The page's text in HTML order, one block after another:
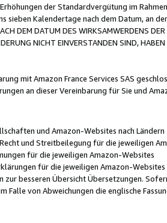
der Standardvergütung im
sieben Kalendertage nach dem Datum, an
DEM DATUM DES WIRKSAMWERDENS
NICHT EINVERSTANDEN SIND,
mit Amazon France Services SAS
an dieser Vereinbarung für Sie und
und Amazon-Websites nach Ländern
und Streitbeilegung für die jeweiligen
für die jeweiligen Amazon-Websites
für die jeweiligen Amazon-Websites
zur besseren Übersicht Übersetzungen.
Falle von Abweichungen die englische